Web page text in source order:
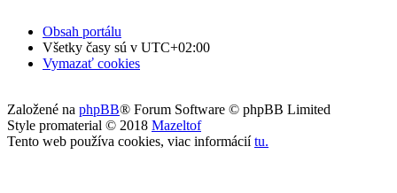
Obsah portálu
Všetky časy sú v UTC+02:00
Vymazať cookies
Založené na phpBB® Forum Software © phpBB Limited
Style promaterial © 2018 Mazeltof
Tento web používa cookies, viac informáciítu.